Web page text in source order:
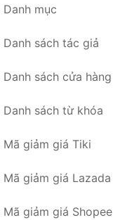
Danh mục
Danh sách tác giả
Danh sách cửa hàng
Danh sách từ khóa
Mã giảm giá Tiki
Mã giảm giá Lazada
Mã giảm giá Shopee